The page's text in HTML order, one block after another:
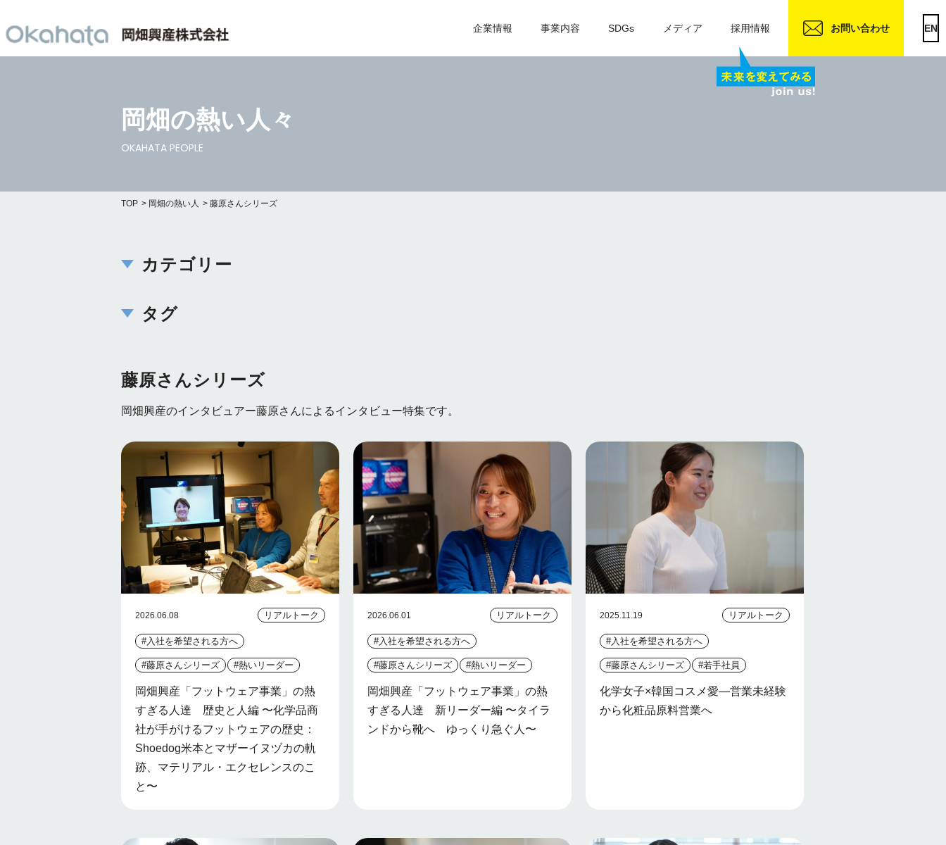
EN
企業情報 事業内容 SDGs メディア 採用情報 お問い合わせ
岡畑の熱い人々
OKAHATA PEOPLE
TOP 岡畑の熱い人 藤原さんシリーズ
カテゴリー
タグ
藤原さんシリーズ
岡畑興産のインタビュアー藤原さんによるインタビュー特集です。
2026.06.08 リアルトーク
#入社を希望される方へ
#藤原さんシリーズ #熱いリーダー
岡畑興産「フットウェア事業」の熱
すぎる人達 歴史と人編 〜化学品商
社が手がけるフットウェアの歴史：
Shoedog米本とマザーイヌヅカの軌
跡、マテリアル・エクセレンスのこ
と〜
2026.06.01 リアルトーク
#入社を希望される方へ
#藤原さんシリーズ #熱いリーダー
岡畑興産「フットウェア事業」の熱
すぎる人達 新リーダー編 〜タイラ
ンドから靴へ ゆっくり急ぐ人〜
2025.11.19 リアルトーク
#入社を希望される方へ
#藤原さんシリーズ #若手社員
化学女子×韓国コスメ愛—営業未経験
から化粧品原料営業へ